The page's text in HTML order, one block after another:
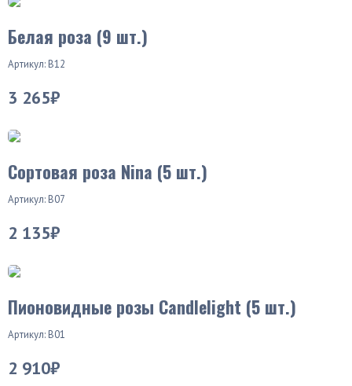
Белая роза (9 шт.)
Артикул: В12
3 265₽
Сортовая роза Nina (5 шт.)
Артикул: В07
2 135₽
Пионовидные розы Candlelight (5 шт.)
Артикул: В01
2 910₽